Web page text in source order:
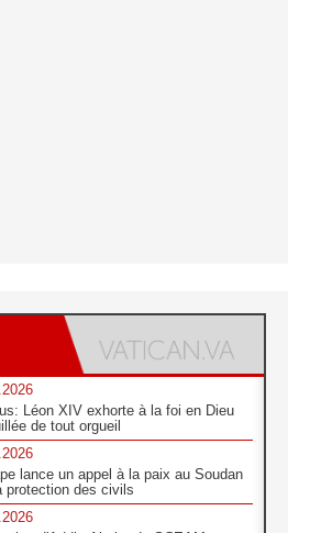
Léon XIV exhorte à la foi en Dieu
de tout orgueil
lance un appel à la paix au Soudan
protection des civils